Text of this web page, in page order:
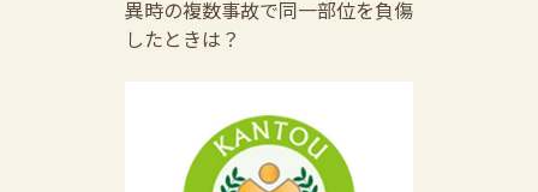
異時の複数事故で同一部位を負傷
したときは？